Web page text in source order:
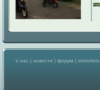
о нас | новости | форум | motorfoto